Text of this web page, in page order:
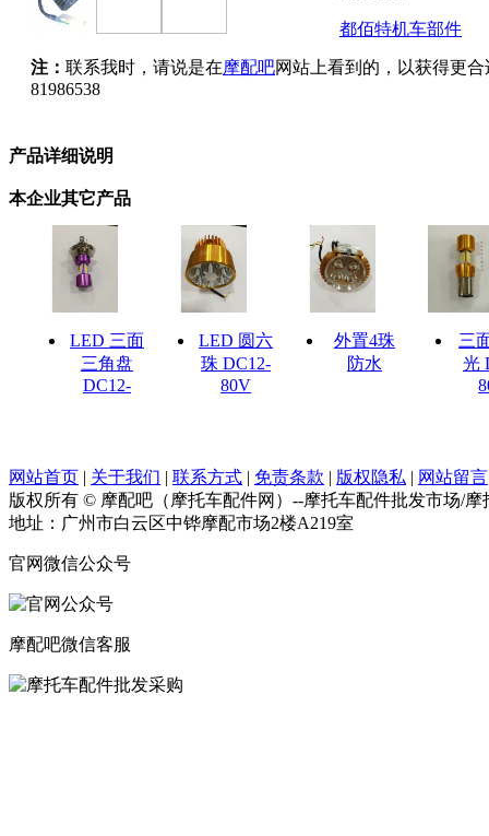
都佰特机车部件
注： 联系我时，请说是在摩配吧网站上看到的，以获得更
81986538
产品详细说明
本企业其它产品
LED 三面
三角盘
DC12-
LED 圆六
珠 DC12-
80V
外置4珠
防水
三
光
网站首页 | 关于我们 | 联系方式 | 免责条款 | 版权隐私 | 网站留言
版权所有 © 摩配吧（摩托车配件网）--摩托车配件批发市场/摩
地址：广州市白云区中铧摩配市场2楼A219室
官网微信公众号
摩配吧微信客服